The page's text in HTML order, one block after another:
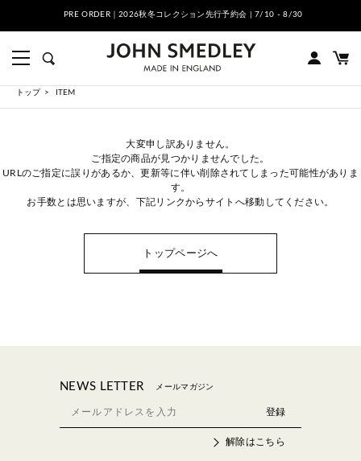
PRE ORDER｜2026秋冬コレクション先行予約会 | 7/10 - 8/30
トップ ITEM
大変申し訳ありません。
ご指定の商品が見つかりませんでした。
URLのご指定に誤りがあるか、更新等に伴い削除されてしまった可能性がありま
す。
お手数とは思いますが、下記リンクからサイトへ移動してください。
トップページへ
NEWS LETTER メールマガジン
解除はこちら